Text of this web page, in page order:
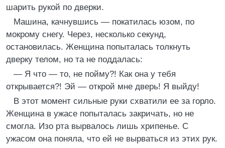
шарить рукой по дверки.
Машина, качнувшись — покатилась юзом, по
мокрому снегу. Через, несколько секунд,
остановилась. Женщина попыталась толкнуть
дверку телом, но та не поддалась:
— Я что — то, не пойму?! Как она у тебя
открывается?! Эй — открой мне дверь! Я выйду!
В этот момент сильные руки схватили ее за горло.
Женщина в ужасе попыталась закричать, но не
смогла. Изо рта вырвалось лишь хрипенье. С
ужасом она поняла, что ей не вырваться из этих рук.